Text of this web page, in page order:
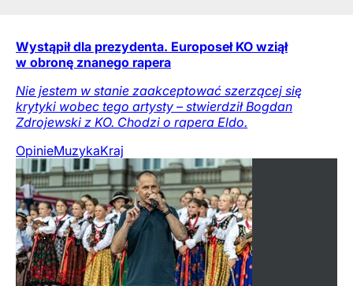
Wystąpił dla prezydenta. Europoseł KO wziął
w obronę znanego rapera
Nie jestem w stanie zaakceptować szerzącej się
krytyki wobec tego artysty – stwierdził Bogdan
Zdrojewski z KO. Chodzi o rapera Eldo.
OpinieMuzykaKraj